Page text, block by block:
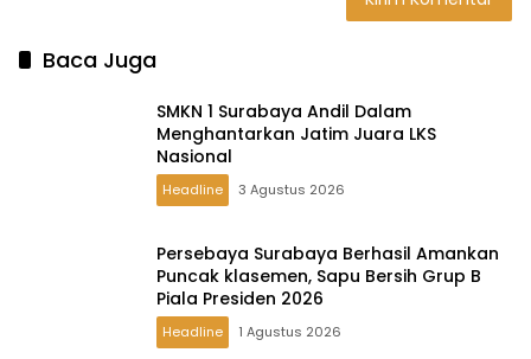
Baca Juga
SMKN 1 Surabaya Andil Dalam
Menghantarkan Jatim Juara LKS
Nasional
Headline 3 Agustus 2026
Persebaya Surabaya Berhasil Amankan
Puncak klasemen, Sapu Bersih Grup B
Piala Presiden 2026
Headline 1 Agustus 2026